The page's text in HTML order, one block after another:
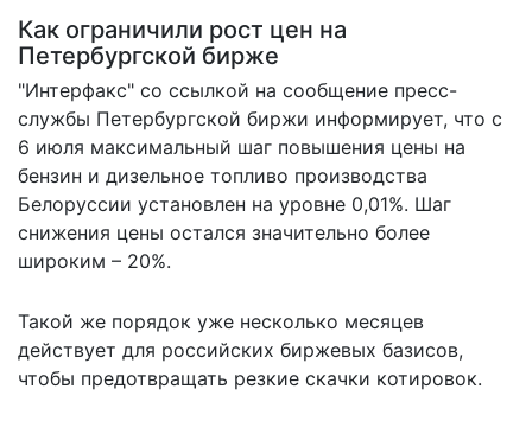
Как ограничили рост цен на
Петербургской бирже
"Интерфакс" со ссылкой на сообщение пресс-
службы Петербургской биржи информирует, что с
6 июля максимальный шаг повышения цены на
бензин и дизельное топливо производства
Белоруссии установлен на уровне 0,01%. Шаг
снижения цены остался значительно более
широким – 20%.
Такой же порядок уже несколько месяцев
действует для российских биржевых базисов,
чтобы предотвращать резкие скачки котировок.